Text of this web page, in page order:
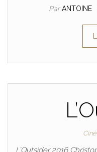
ParANTOINE
L’Outsider 2016